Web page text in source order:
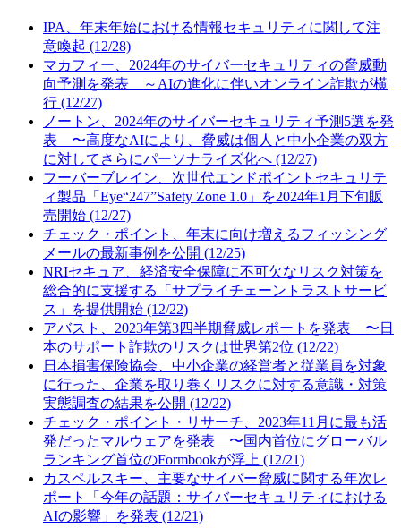
IPA、年末年始における情報セキュリティに関して注
意喚起 (12/28)
マカフィー、2024年のサイバーセキュリティの脅威動
向予測を発表 ～AIの進化に伴いオンライン詐欺が横
行 (12/27)
ノートン、2024年のサイバーセキュリティ予測5選を発
表 〜高度なAIにより、脅威は個人と中小企業の双方
に対してさらにパーソナライズ化へ (12/27)
フーバーブレイン、次世代エンドポイントセキュリテ
ィ製品「Eye“247”Safety Zone 1.0」を2024年1月下旬販
売開始 (12/27)
チェック・ポイント、年末に向け増えるフィッシング
メールの最新事例を公開 (12/25)
NRIセキュア、経済安全保障に不可欠なリスク対策を
総合的に支援する「サプライチェーントラストサービ
ス」を提供開始 (12/22)
アバスト、2023年第3四半期脅威レポートを発表 〜日
本のサポート詐欺のリスクは世界第2位 (12/22)
日本損害保険協会、中小企業の経営者と従業員を対象
に行った、企業を取り巻くリスクに対する意識・対策
実態調査の結果を公開 (12/22)
チェック・ポイント・リサーチ、2023年11月に最も活
発だったマルウェアを発表 〜国内首位にグローバル
ランキング首位のFormbookが浮上 (12/21)
カスペルスキー、主要なサイバー脅威に関する年次レ
ポート「今年の話題：サイバーセキュリティにおける
AIの影響」を発表 (12/21)